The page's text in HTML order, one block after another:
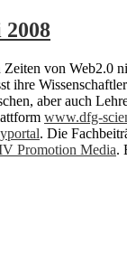
2008
von Web2.0
ihre
aber auch
www.dfg-
. Die
Promotion Media.